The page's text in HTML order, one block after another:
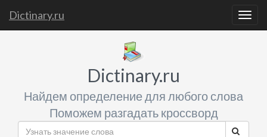
Dictinary.ru
Dictinary.ru
Найдем определение для любого слова
Поможем разгадать кроссворд